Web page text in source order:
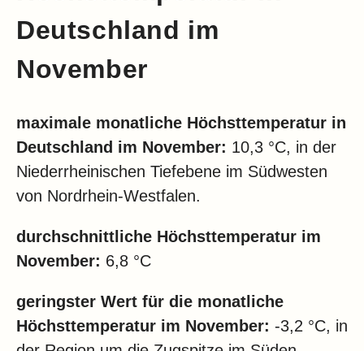
Deutschland im
November
maximale monatliche Höchsttemperatur in
Deutschland im November: 10,3 °C, in der
Niederrheinischen Tiefebene im Südwesten
von Nordrhein-Westfalen.
durchschnittliche Höchsttemperatur im
November: 6,8 °C
geringster Wert für die monatliche
Höchsttemperatur im November: -3,2 °C, in